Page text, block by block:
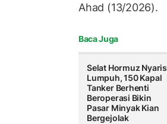
Ahad (13/2026).
Baca Juga
Selat Hormuz Nyaris
Lumpuh, 150 Kapal
Tanker Berhenti
Beroperasi Bikin
Pasar Minyak Kian
Bergejolak